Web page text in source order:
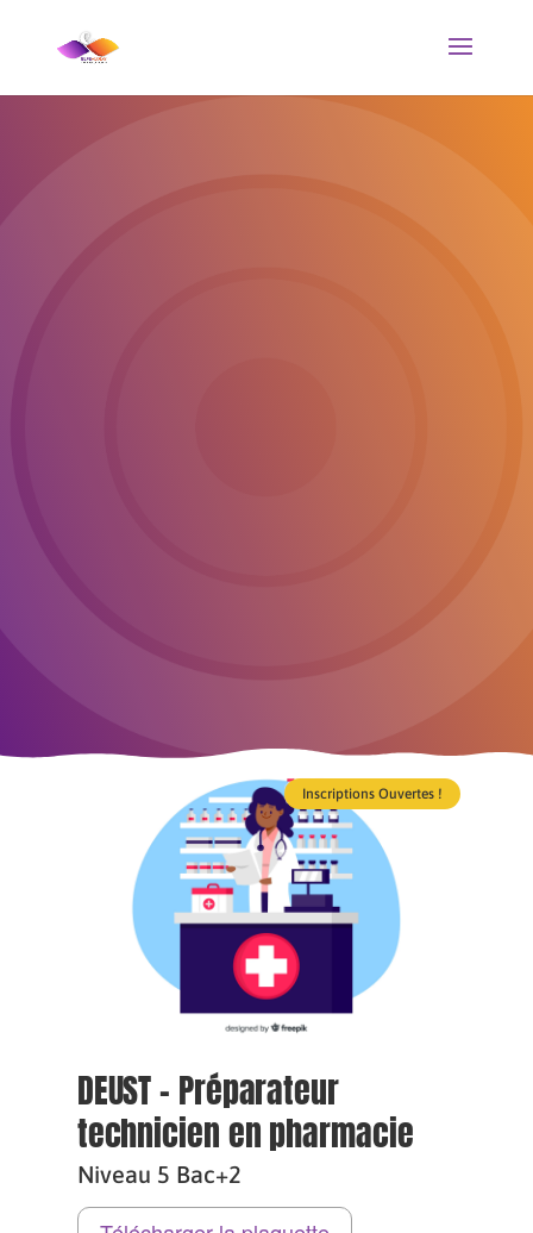
Inscriptions Ouvertes !
DEUST - Préparateur
technicien en pharmacie
Niveau 5 Bac+2